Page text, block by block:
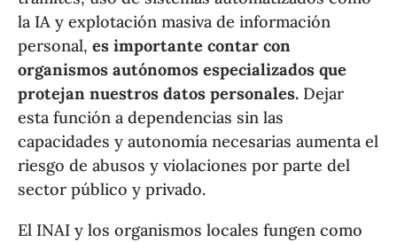
la IA y explotación masiva de información
personal,es importante contar con
organismos autónomos especializados que
protejan nuestros datos personales. Dejar
esta función a dependencias sin las
capacidades y autonomía necesarias aumenta el
riesgo de abusos y violaciones por parte del
sector público y privado.
El INAI y los organismos locales fungen como